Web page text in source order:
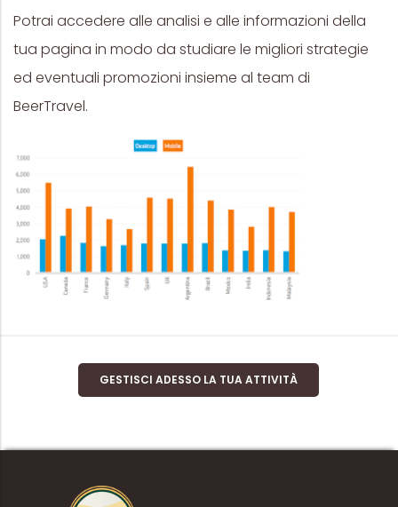
Potrai accedere alle analisi e alle informazioni della
tua pagina in modo da studiare le migliori strategie
ed eventuali promozioni insieme al team di
BeerTravel.
GESTISCI ADESSO LA TUA ATTIVITÀ